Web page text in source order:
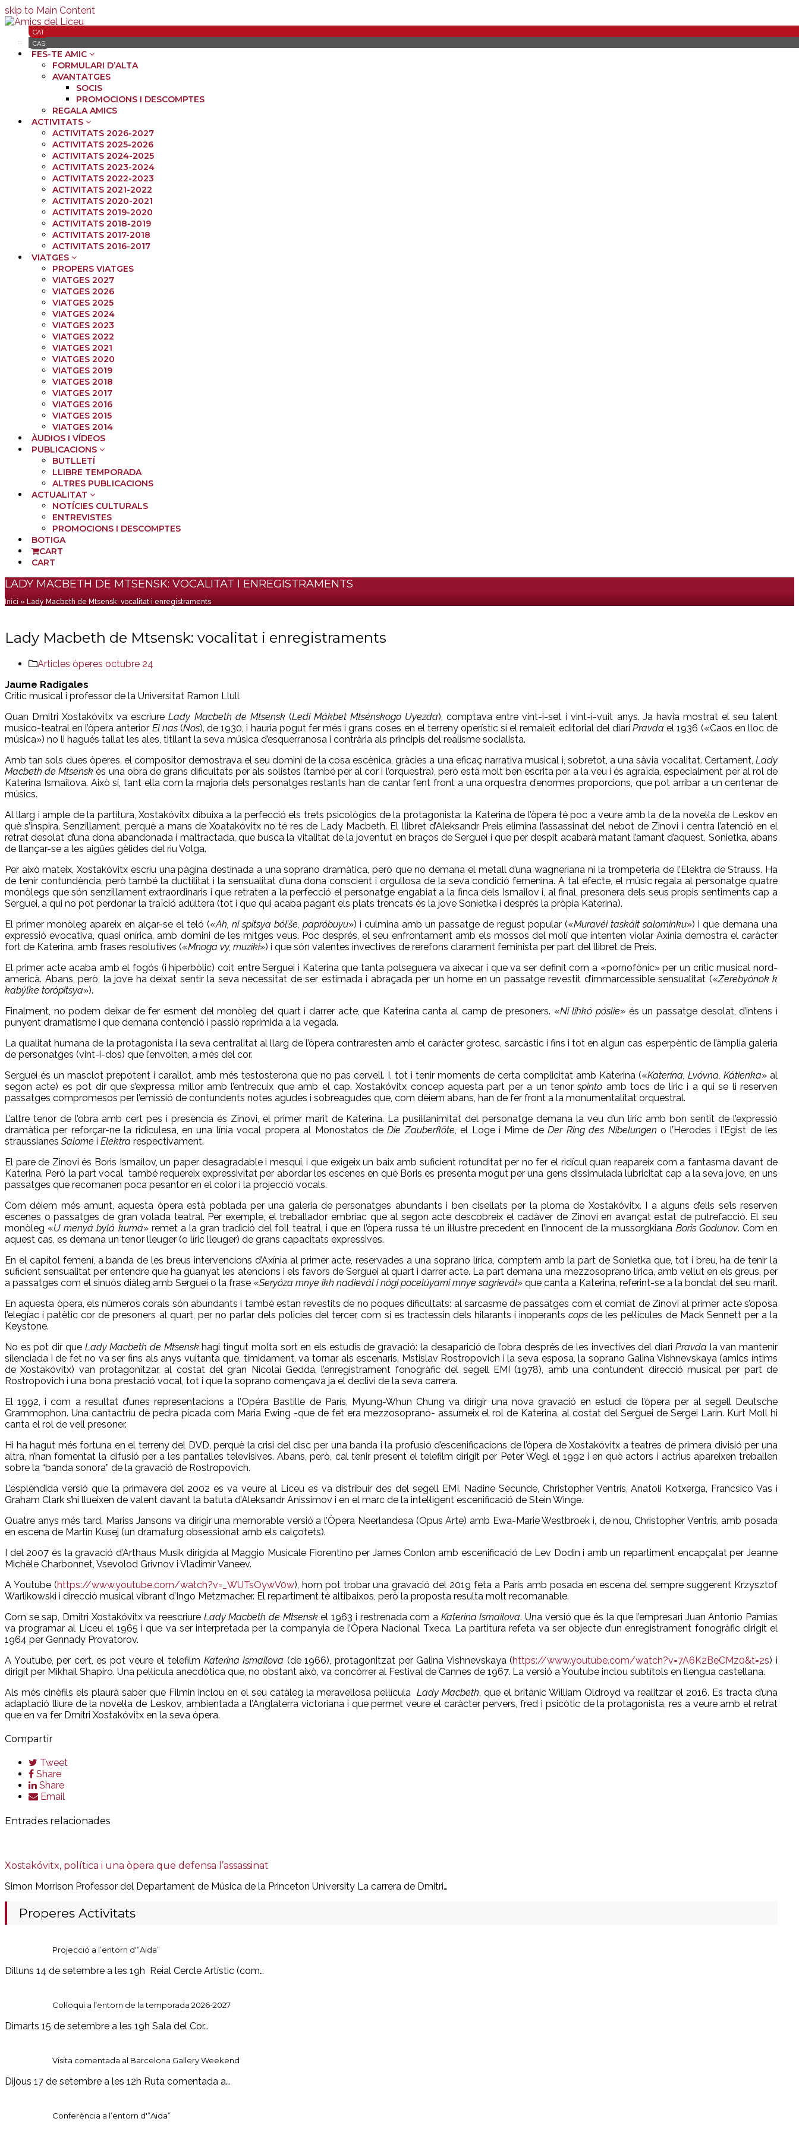
skip to Main Content
CAT
CAS
QUI SOM
FES-TE AMIC
FORMULARI D’ALTA
AVANTATGES
SOCIS
PROMOCIONS I DESCOMPTES
REGALA AMICS
ACTIVITATS
ACTIVITATS 2026-2027
ACTIVITATS 2025-2026
ACTIVITATS 2024-2025
ACTIVITATS 2023-2024
ACTIVITATS 2022-2023
ACTIVITATS 2021-2022
ACTIVITATS 2020-2021
ACTIVITATS 2019-2020
ACTIVITATS 2018-2019
ACTIVITATS 2017-2018
ACTIVITATS 2016-2017
VIATGES
PROPERS VIATGES
VIATGES 2027
VIATGES 2026
VIATGES 2025
VIATGES 2024
VIATGES 2023
VIATGES 2022
VIATGES 2021
VIATGES 2020
VIATGES 2019
VIATGES 2018
VIATGES 2017
VIATGES 2016
VIATGES 2015
VIATGES 2014
ÀUDIOS I VÍDEOS
PUBLICACIONS
BUTLLETÍ
LLIBRE TEMPORADA
ALTRES PUBLICACIONS
ACTUALITAT
NOTÍCIES CULTURALS
ENTREVISTES
PROMOCIONS I DESCOMPTES
BOTIGA
CART
CART
Cistella
LADY MACBETH DE MTSENSK: VOCALITAT I ENREGISTRAMENTS
Inici » Lady Macbeth de Mtsensk: vocalitat i enregistraments
Lady Macbeth de Mtsensk: vocalitat i enregistraments
Articles òperes octubre 24
Jaume Radigales
Crític musical i professor de la Universitat Ramon Llull
Quan Dmitri Xostakóvitx va escriureLady Macbeth de Mtsensk(Ledi Mákbet Mtsénskogo Uyezda), comptava entre vint-i-set i vint-i-vuit anys. Ja havia mostrat el seu talent
musico-teatral en l’òpera anterior El nas(Nos), de 1930, i hauria pogut fer més i grans coses en el terreny operístic si el remaleït editorial del diariPravda el 1936 («Caos en lloc de
música») no li hagués tallat les ales, titllant la seva música d’esquerranosa i contrària als principis del realisme socialista.
Amb tan sols dues òperes, el compositor demostrava el seu domini de la cosa escènica, gràcies a una eficaç narrativa musical i, sobretot, a una sàvia vocalitat. Certament, Lady
Macbeth de Mtsenskés una obra de grans dificultats per als solistes (també per al cor i l’orquestra), però està molt ben escrita per a la veu i és agraïda, especialment per al rol de
Katerina Ismailova. Això sí, tant ella com la majoria dels personatges restants han de cantar fent front a una orquestra d’enormes proporcions, que pot arribar a un centenar de
músics.
Al llarg i ample de la partitura, Xostakóvitx dibuixa a la perfecció els trets psicològics de la protagonista: la Katerina de l’òpera té poc a veure amb la de la novel·la de Leskov en
què s’inspira. Senzillament, perquè a mans de Xoatakóvitx no té res de Lady Macbeth. El llibret d’Aleksandr Preis elimina l’assassinat del nebot de Zinovi i centra l’atenció en el
retrat desolat d’una dona abandonada i maltractada, que busca la vitalitat de la joventut en braços de Serguei i que per despit acabarà matant l’amant d’aquest, Sonietka, abans
de llançar-se a les aigües gèlides del riu Volga.
Per això mateix, Xostakóvitx escriu una pàgina destinada a una soprano dramàtica, però que no demana el metall d’una wagneriana ni la trompeteria de l’Elektra de Strauss. Ha
de tenir contundència, però també la ductilitat i la sensualitat d’una dona conscient i orgullosa de la seva condició femenina. A tal efecte, el músic regala al personatge quatre
monòlegs que són senzillament extraordinaris i que retraten a la perfecció el personatge engabiat a la finca dels Ismailov i, al final, presonera dels seus propis sentiments cap a
Serguei, a qui no pot perdonar la traïció adúltera (tot i que qui acaba pagant els plats trencats és la jove Sonietka i després la pròpia Katerina).
El primer monòleg apareix en alçar-se el teló («Ah, ni spítsya ból’še, papróbuyu») i culmina amb un passatge de regust popular («Muravéi taskáit salominku») i que demana una
expressió evocativa, quasi onírica, amb domini de les mitges veus. Poc després, el seu enfrontament amb els mossos del molí que intenten violar Axínia demostra el caràcter
fort de Katerina, amb frases resolutives («Mnoga vy, muziki») i que són valentes invectives de rerefons clarament feminista per part del llibret de Preis.
El primer acte acaba amb el fogós (i hiperbòlic) coit entre Serguei i Katerina que tanta polseguera va aixecar i que va ser definit com a «pornofònic» per un crític musical nord-
americà. Abans, però, la jove ha deixat sentir la seva necessitat de ser estimada i abraçada per un home en un passatge revestit d’immarcessible sensualitat («Zerebyónok k
kabýlke torópitsya»).
Finalment, no podem deixar de fer esment del monòleg del quart i darrer acte, que Katerina canta al camp de presoners. «Ni lihkó póslie» és un passatge desolat, d’intens i
punyent dramatisme i que demana contenció i passió reprimida a la vegada.
La qualitat humana de la protagonista i la seva centralitat al llarg de l’òpera contraresten amb el caràcter grotesc, sarcàstic i fins i tot en algun cas esperpèntic de l’àmplia galeria
de personatges (vint-i-dos) que l’envolten, a més del cor.
Serguei és un masclot prepotent i carallot, amb més testosterona que no pas cervell. I, tot i tenir moments de certa complicitat amb Katerina («Katerína, Lvóvna, Kátienka» al
segon acte) es pot dir que s’expressa millor amb l’entrecuix que amb el cap. Xostakóvitx concep aquesta part per a un tenorspinto amb tocs de líric i a qui se li reserven
passatges compromesos per l’emissió de contundents notes agudes i sobreagudes que, com dèiem abans, han de fer front a la monumentalitat orquestral.
L’altre tenor de l’obra amb cert pes i presència és Zinovi, el primer marit de Katerina. La pusil·lanimitat del personatge demana la veu d’un líric amb bon sentit de l’expressió
dramàtica per reforçar-ne la ridiculesa, en una línia vocal propera al Monostatos deDie Zauberflöte, el Loge i Mime deDer Ring des Nibelungen o l’Herodes i l’Egist de les
straussianes Salome i Elektra respectivament.
El pare de Zinovi és Boris Ismailov, un paper desagradable i mesquí, i que exigeix un baix amb suficient rotunditat per no fer el ridícul quan reapareix com a fantasma davant de
Katerina. Però la part vocal també requereix expressivitat per abordar les escenes en què Boris es presenta mogut per una gens dissimulada lubricitat cap a la seva jove, en uns
passatges que recomanen poca pesantor en el color i la projecció vocals.
Com dèiem més amunt, aquesta òpera està poblada per una galeria de personatges abundants i ben cisellats per la ploma de Xostakóvitx. I a alguns d’ells se’ls reserven
escenes o passatges de gran volada teatral. Per exemple, el treballador embriac que al segon acte descobreix el cadàver de Zinovi en avançat estat de putrefacció. El seu
monòleg «U menyá bylá kumá» remet a la gran tradició del foll teatral, i que en l’òpera russa té un il·lustre precedent en l’innocent de la mussorgkiana Boris Godunov. Com en
aquest cas, es demana un tenor lleuger (o líric lleuger) de grans capacitats expressives.
En el capítol femení, a banda de les breus intervencions d’Axínia al primer acte, reservades a una soprano lírica, comptem amb la part de Sonietka que, tot i breu, ha de tenir la
suficient sensualitat per entendre que ha guanyat les atencions i els favors de Serguei al quart i darrer acte. La part demana una mezzosoprano lírica, amb vellut en els greus, per
a passatges com el sinuós diàleg amb Serguei o la frase «Seryóza mnye ikh nadievál i nógi pocelúyami mnye sagrievál» que canta a Katerina, referint-se a la bondat del seu marit.
En aquesta òpera, els números corals són abundants i també estan revestits de no poques dificultats: al sarcasme de passatges com el comiat de Zinovi al primer acte s’oposa
l’elegíac i patètic cor de presoners al quart, per no parlar dels policies del tercer, com si es tractessin dels hilarants i inoperantscops de les pel·lícules de Mack Sennett per a la
Keystone.
No es pot dir que Lady Macbeth de Mtsenskhagi tingut molta sort en els estudis de gravació: la desaparició de l’obra després de les invectives del diari Pravda la van mantenir
silenciada i de fet no va ser fins als anys vuitanta que, tímidament, va tornar als escenaris. Mstislav Rostropovich i la seva esposa, la soprano Galina Vishnevskaya (amics íntims
de Xostakóvitx) van protagonitzar, al costat del gran Nicolai Gedda, l’enregistrament fonogràfic del segell EMI (1978), amb una contundent direcció musical per part de
Rostropovich i una bona prestació vocal, tot i que la soprano començava ja el declivi de la seva carrera.
El 1992, i com a resultat d’unes representacions a l’Opéra Bastille de París, Myung-Whun Chung va dirigir una nova gravació en estudi de l’òpera per al segell Deutsche
Grammophon. Una cantactriu de pedra picada com Maria Ewing -que de fet era mezzosoprano- assumeix el rol de Katerina, al costat del Serguei de Sergei Larin. Kurt Moll hi
canta el rol de vell presoner.
Hi ha hagut més fortuna en el terreny del DVD, perquè la crisi del disc per una banda i la profusió d’escenificacions de l’òpera de Xostakóvitx a teatres de primera divisió per una
altra, n’han fomentat la difusió per a les pantalles televisives. Abans, però, cal tenir present el telefilm dirigit per Peter Wegl el 1992 i en què actors i actrius apareixen treballen
sobre la “banda sonora” de la gravació de Rostropovich.
L’esplèndida versió que la primavera del 2002 es va veure al Liceu es va distribuir des del segell EMI. Nadine Secunde, Christopher Ventris, Anatoli Kotxerga, Francsico Vas i
Graham Clark s’hi llueixen de valent davant la batuta d’Aleksandr Anissimov i en el marc de la intel·ligent escenificació de Stein Winge.
Quatre anys més tard, Mariss Jansons va dirigir una memorable versió a l’Òpera Neerlandesa (Opus Arte) amb Ewa-Marie Westbroek i, de nou, Christopher Ventris, amb posada
en escena de Martin Kusej (un dramaturg obsessionat amb els calçotets).
I del 2007 és la gravació d’Arthaus Musik dirigida al Maggio Musicale Fiorentino per James Conlon amb escenificació de Lev Dodin i amb un repartiment encapçalat per Jeanne
Michèle Charbonnet, Vsevolod Grivnov i Vladimir Vaneev.
A Youtube (https://www.youtube.com/watch?v=_WUTsOywV0w), hom pot trobar una gravació del 2019 feta a París amb posada en escena del sempre suggerent Krzysztof
Warlikowski i direcció musical vibrant d’Ingo Metzmacher. El repartiment té altibaixos, però la proposta resulta molt recomanable.
Com se sap, Dmitri Xostakóvitx va reescriure Lady Macbeth de Mtsenskel 1963 i restrenada com a Katerina Ismailova. Una versió que és la que l’empresari Juan Antonio Pamias
va programar al Liceu el 1965 i que va ser interpretada per la companyia de l’Òpera Nacional Txeca. La partitura refeta va ser objecte d’un enregistrament fonogràfic dirigit el
1964 per Gennady Provatorov.
A Youtube, per cert, es pot veure el telefilm Katerina Ismailova (de 1966), protagonitzat per Galina Vishnevskaya (https://www.youtube.com/watch?v=7A6K2BeCMz0&t=2s) i
dirigit per Mikhail Shapiro. Una pel·lícula anecdòtica que, no obstant això, va concórrer al Festival de Cannes de 1967. La versió a Youtube inclou subtítols en llengua castellana.
Als més cinèfils els plaurà saber que Filmin inclou en el seu catàleg la meravellosa pel·lícula Lady Macbeth, que el britànic William Oldroyd va realitzar el 2016. Es tracta d’una
adaptació lliure de la novel·la de Leskov, ambientada a l’Anglaterra victoriana i que permet veure el caràcter pervers, fred i psicòtic de la protagonista, res a veure amb el retrat
que en va fer Dmitri Xostakóvitx en la seva òpera.
Compartir
Tweet
Share
Share
Email
Entrades relacionades
Xostakóvitx, política i una òpera que defensa l’assassinat
Simon Morrison Professor del Departament de Música de la Princeton University La carrera de Dmitri…
Properes Activitats
Projecció a l’entorn d'”Aida”
Dilluns 14 de setembre a les 19h Reial Cercle Artístic (com…
Col·loqui a l’entorn de la temporada 2026-2027
Dimarts 15 de setembre a les 19h Sala del Cor…
Visita comentada al Barcelona Gallery Weekend
Dijous 17 de setembre a les 12h Ruta comentada a…
Conferència a l’entorn d'”Aida”